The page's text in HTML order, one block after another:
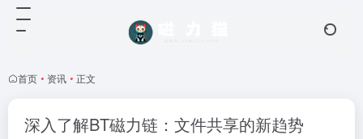
首页 • 资讯 • 正文
深入了解BT磁力链：文件共享的新趋势